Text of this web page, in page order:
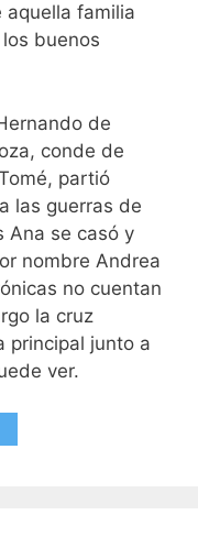
aquella familia
buenos
de
conde de
partió
las guerras de
Ana se casó y
nombre Andrea
no cuentan
la cruz
principal junto a
ver.